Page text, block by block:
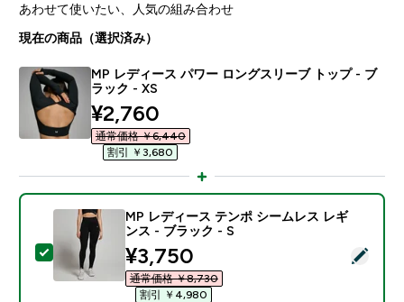
あわせて使いたい、人気の組み合わせ
現在の商品（選択済み）
MP レディース パワー ロングスリーブ トップ - ブ
ラック - XS
discounted price
¥2,760‎
通常価格 ￥6,440‎
割引 ￥3,680‎
この商品を選択 - MP レディース テンポ シームレス
MP レディース テンポ シームレス レギ
ンス - ブラック - S
discounted price
¥3,750‎
通常価格 ￥8,730‎
割引 ￥4,980‎